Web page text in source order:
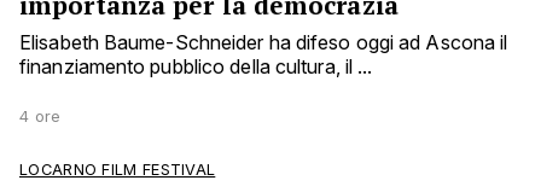
Elisabeth Baume-Schneider ha difeso oggi ad Ascona il
finanziamento pubblico della cultura, il ...
4 ore
LOCARNO FILM FESTIVAL